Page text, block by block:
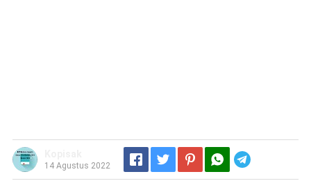
14 Agustus 2022